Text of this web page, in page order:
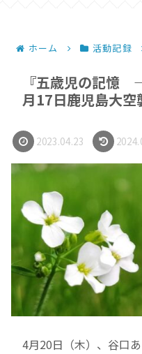
ホーム 活動記録
『五歳児の記
月17日鹿児島大空
2023.04.23
4月20日（木）、谷口